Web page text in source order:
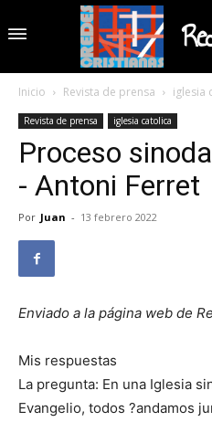
Inicio Revista de prensa iglesia
Revista de prensa iglesia catolica
Proceso
- Antoni Ferret
Por Juan - 13 febrero 2022
Enviado a la página web de
Mis respuestas
La pregunta: En una Iglesia
Evangelio, todos ?andamos